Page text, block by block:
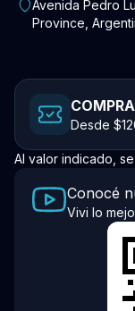
Avenida Pedro
Province,
Desde
Al valor indicado,
Conocé
Vivi lo